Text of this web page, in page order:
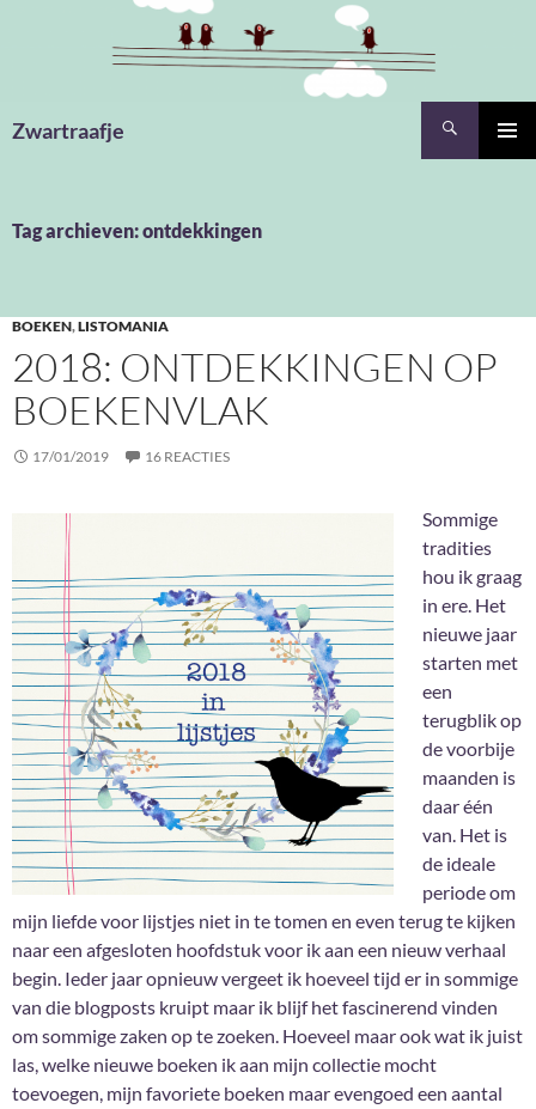
Zwartraafje
Tag archieven: ontdekkingen
BOEKEN,LISTOMANIA
2018: ONTDEKKINGEN OP
BOEKENVLAK
17/01/2019 16 REACTIES
Sommige
tradities
hou ik graag
in ere. Het
nieuwe jaar
starten met
een
terugblik op
de voorbije
maanden is
daar één
van. Het is
de ideale
periode om
mijn liefde voor lijstjes niet in te tomen en even terug te kijken
naar een afgesloten hoofdstuk voor ik aan een nieuw verhaal
begin. Ieder jaar opnieuw vergeet ik hoeveel tijd er in sommige
van die blogposts kruipt maar ik blijf het fascinerend vinden
om sommige zaken op te zoeken. Hoeveel maar ook wat ik juist
las, welke nieuwe boeken ik aan mijn collectie mocht
toevoegen, mijn favoriete boeken maar evengoed een aantal